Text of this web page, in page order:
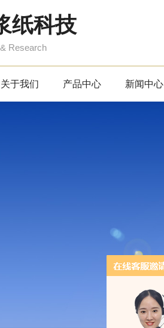
纸科技
Research
关于我们 产品中心 新闻中心